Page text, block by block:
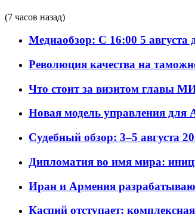
(7 часов назад)
Медиаобзор: С 16:00 5 августа
Революция качества на
Что стоит за визитом главы
Новая модель управления для
Судебный обзор: 3–5 августа
Дипломатия во имя мира:
Иран и Армения
Каспий отступает: